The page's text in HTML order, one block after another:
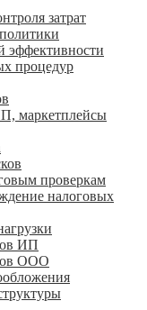
затрат
эффективности
процедур
маркетплейсы
проверкам
налоговых
ИП
ООО